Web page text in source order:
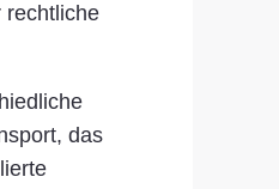
rechtliche
das